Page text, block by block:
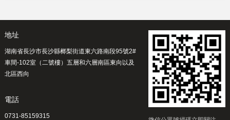
地址
湖南省長沙市長沙縣榔梨街道東六路南段95號2#
車間-102室（二號樓）五層和六層南區東向以及
北區西向
電話
0731-85159315